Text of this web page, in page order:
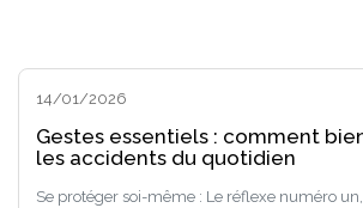
14/01/2026
Gestes essentiels : comment
les accidents du quotidien
Se protéger soi-même : Le réflexe numéro